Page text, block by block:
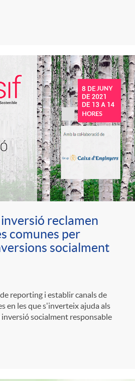
reclamen
comunes per
socialment
reporting i establir canals de
en les que s'inverteix ajuda als
socialment responsable